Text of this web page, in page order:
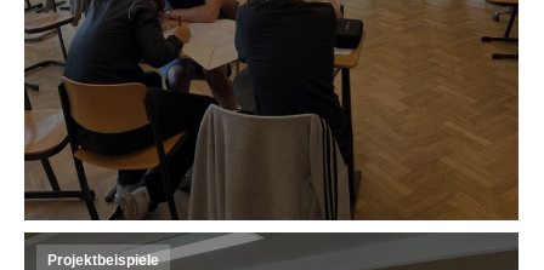
Projektbeispiele